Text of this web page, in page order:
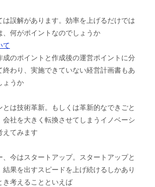
誤解があります。効率を上げるだけでは
、何がポイントなのでしょうか
て
のポイントと作成後の運営ポイントに分
終わり、実施できていない経営計画書もあ
ょうか
は技術革新。もしくは革新的なできごと
会社を大きく転換させてしまうイノベーシ
えてみます
今はスタートアップ。スタートアップと
結果を出すスピードを上げ続けるしかあり
き考えることといえば